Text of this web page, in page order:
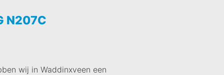
N207C
wij in Waddinxveen een